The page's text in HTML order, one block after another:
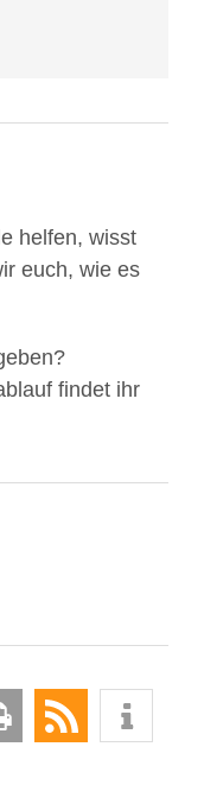
helfen, wisst
euch, wie es
findet ihr